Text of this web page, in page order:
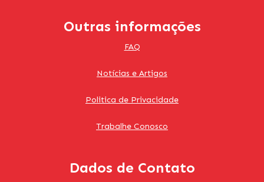
Outras informações
FAQ
Notícias e Artigos
Politica de Privacidade
Trabalhe Conosco
Dados de Contato